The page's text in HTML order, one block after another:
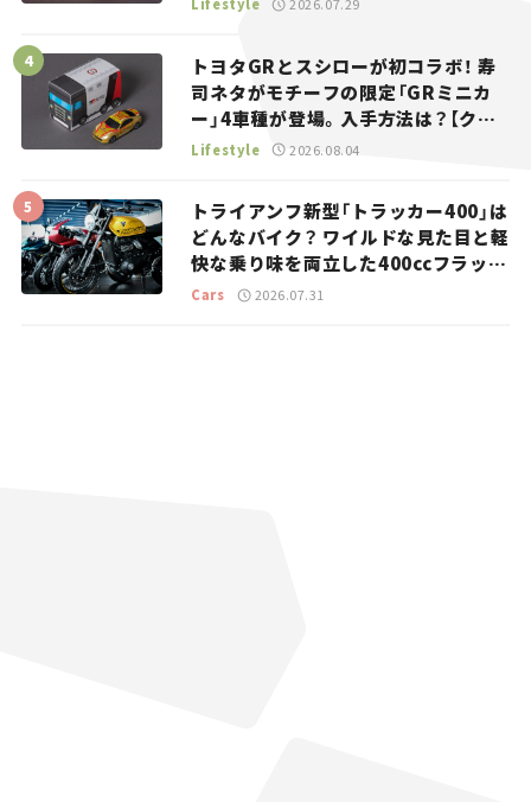
Lifestyle 2026.07.29
トヨタGRとスシローが初コラボ！ 寿
司ネタがモチーフの限定「GRミニカ
ー」4車種が登場。入手方法は？【クル
マとホビー】
Lifestyle 2026.08.04
トライアンフ新型「トラッカー400」は
どんなバイク？ ワイルドな見た目と軽
快な乗り味を両立した400ccフラット
トラッカー【試乗レビュー】
Cars 2026.07.31